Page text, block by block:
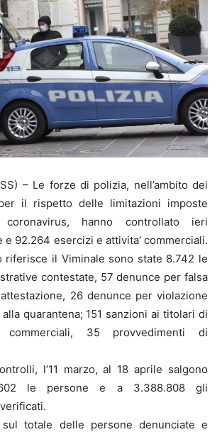
– Le forze di polizia, nell’ambito dei
il rispetto delle limitazioni imposte
coronavirus, hanno controllato ieri
e 92.264 esercizi e attivita’ commerciali.
riferisce il Viminale sono state 8.742 le
contestate, 57 denunce per falsa
26 denunce per violazione
quarantena; 151 sanzioni ai titolari di
commerciali, 35 provvedimenti di
l’11 marzo, al 18 aprile salgono
le persone e a 3.388.808 gli
sul totale delle persone denunciate e